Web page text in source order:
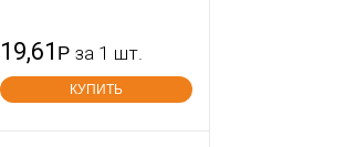
19,61 Р за 1 шт.
КУПИТЬ